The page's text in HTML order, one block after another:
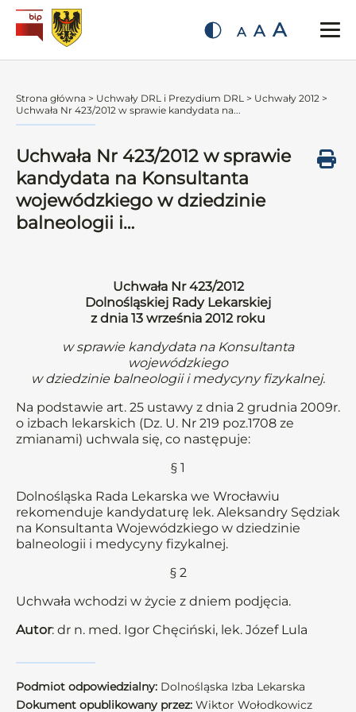
A A A
Strona główna > Uchwały DRL i Prezydium DRL > Uchwały 2012 >
Uchwała Nr 423/2012 w sprawie kandydata na...
Uchwała Nr 423/2012 w sprawie
kandydata na Konsultanta
wojewódzkiego w dziedzinie
balneologii i…
Uchwała Nr 423/2012
Dolnośląskiej Rady Lekarskiej
z dnia 13 września 2012 roku
w sprawie kandydata na Konsultanta
wojewódzkiego
w dziedzinie balneologii i medycyny fizykalnej.
Na podstawie art. 25 ustawy z dnia 2 grudnia 2009r.
o izbach lekarskich (Dz. U. Nr 219 poz.1708 ze
zmianami) uchwala się, co następuje:
§ 1
Dolnośląska Rada Lekarska we Wrocławiu
rekomenduje kandydaturę lek. Aleksandry Sędziak
na Konsultanta Wojewódzkiego w dziedzinie
balneologii i medycyny fizykalnej.
§ 2
Uchwała wchodzi w życie z dniem podjęcia.
Autor: dr n. med. Igor Chęciński, lek. Józef Lula
Podmiot odpowiedzialny: Dolnośląska Izba Lekarska
Dokument opublikowany przez: Wiktor Wołodkowicz